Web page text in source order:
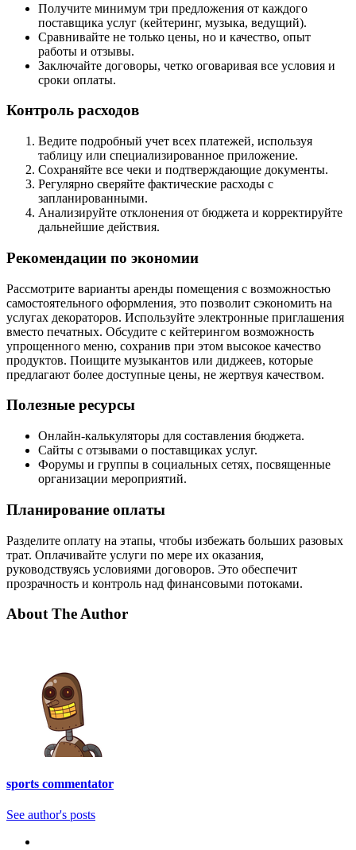
Получите минимум три предложения от каждого
поставщика услуг (кейтеринг, музыка, ведущий).
Сравнивайте не только цены, но и качество, опыт
работы и отзывы.
Заключайте договоры, четко оговаривая все условия и
сроки оплаты.
Контроль расходов
Ведите подробный учет всех платежей, используя
таблицу или специализированное приложение.
Сохраняйте все чеки и подтверждающие документы.
Регулярно сверяйте фактические расходы с
запланированными.
Анализируйте отклонения от бюджета и корректируйте
дальнейшие действия.
Рекомендации по экономии
Рассмотрите варианты аренды помещения с возможностью
самостоятельного оформления, это позволит сэкономить на
услугах декораторов. Используйте электронные приглашения
вместо печатных. Обсудите с кейтерингом возможность
упрощенного меню, сохранив при этом высокое качество
продуктов. Поищите музыкантов или диджеев, которые
предлагают более доступные цены, не жертвуя качеством.
Полезные ресурсы
Онлайн-калькуляторы для составления бюджета.
Сайты с отзывами о поставщиках услуг.
Форумы и группы в социальных сетях, посвященные
организации мероприятий.
Планирование оплаты
Разделите оплату на этапы, чтобы избежать больших разовых
трат. Оплачивайте услуги по мере их оказания,
руководствуясь условиями договоров. Это обеспечит
прозрачность и контроль над финансовыми потоками.
About The Author
sports commentator
See author's posts